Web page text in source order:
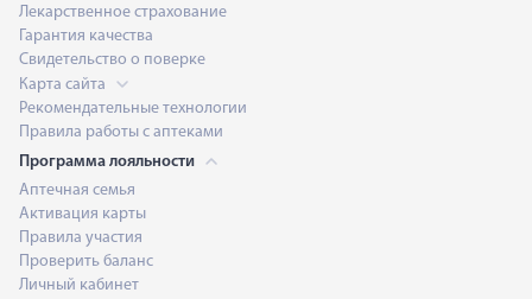
Лекарственное страхование
Гарантия качества
Свидетельство о поверке
Карта сайта
Рекомендательные технологии
Правила работы с аптеками
Программа лояльности
Аптечная семья
Активация карты
Правила участия
Проверить баланс
Личный кабинет